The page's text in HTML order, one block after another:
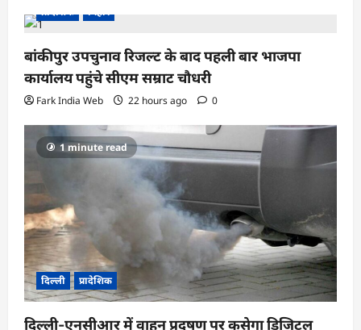
g
a
t
i
o
n
प्रादेशिक
बिहार
बांकीपुर उपचुनाव रिजल्ट के बाद पहली बार भाजपा
कार्यालय पहुंचे सीएम सम्राट चौधरी
Fark India Web 22 hours ago 0
1 minute read
दिल्ली प्रादेशिक
दिल्ली-एनसीआर में वाहन प्रदूषण पर कसेगा डिजिटल